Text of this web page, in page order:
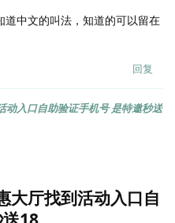
道中文的叫法，知道的可以留在
回复
动入口自助验证手机号 是特邀秒送
大厅找到活动入口自